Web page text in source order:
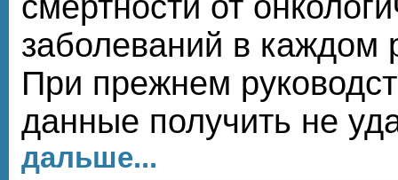
заболеваний в каждом
При прежнем
данные получить не
дальше...